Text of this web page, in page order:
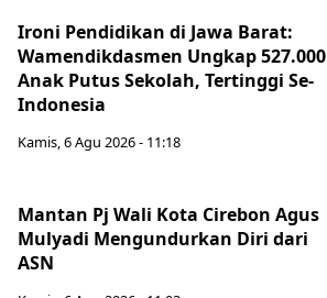
Ironi Pendidikan di Jawa Barat:
Wamendikdasmen Ungkap 527.000
Anak Putus Sekolah, Tertinggi Se-
Indonesia
Kamis, 6 Agu 2026 - 11:18
Mantan Pj Wali Kota Cirebon Agus
Mulyadi Mengundurkan Diri dari
ASN